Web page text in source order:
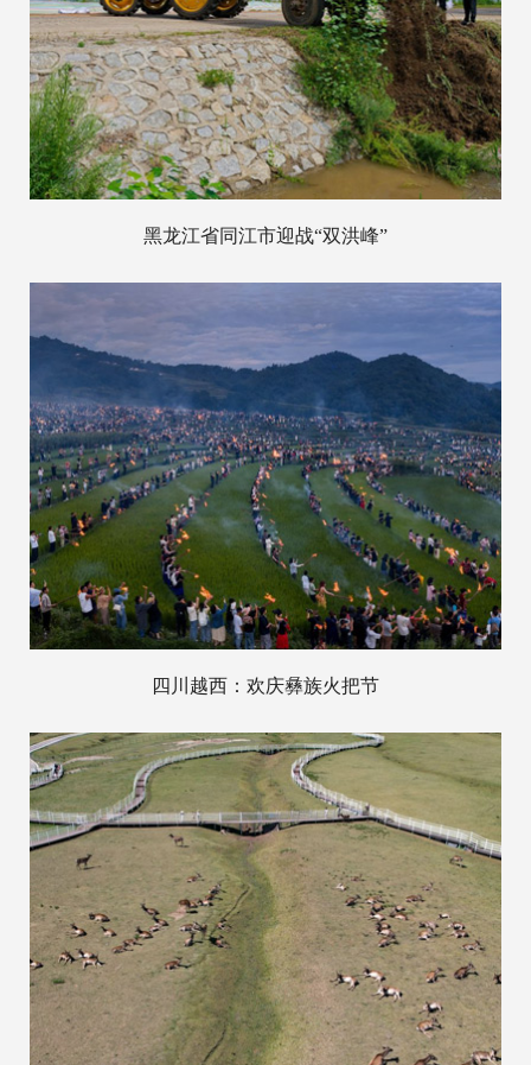
黑龙江省同江市迎战“双洪峰”
四川越西：欢庆彝族火把节